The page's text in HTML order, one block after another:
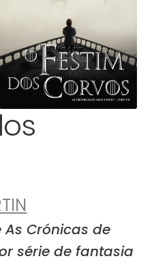
Crónicas de
série de fantasia